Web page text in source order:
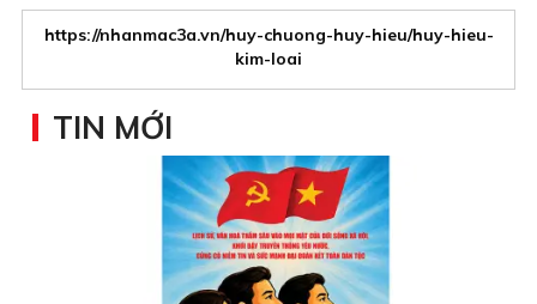
https://nhanmac3a.vn/huy-chuong-huy-hieu/huy-hieu-
kim-loai
TIN MỚI